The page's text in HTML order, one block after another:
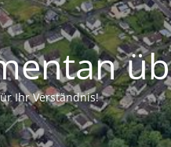
Ihr Verständnis!